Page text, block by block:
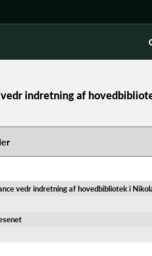
indretning af
vedr indretning af hovedbibliotek i